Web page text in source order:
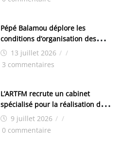
Pépé Balamou déplore les
conditions d’organisation des
examens nationaux : « Si ce sont
les élections, on trouve tous les
13 juillet 2026 / /
3 commentaires
L’ARTFM recrute un cabinet
spécialisé pour la réalisation des
études techniques
9 juillet 2026 / /
0 commentaire